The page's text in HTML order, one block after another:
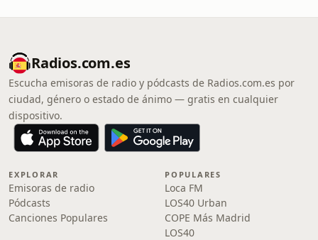
Radios.com.es
Escucha emisoras de radio y pódcasts de Radios.com.es por
ciudad, género o estado de ánimo — gratis en cualquier
dispositivo.
EXPLORAR
Emisoras de radio
Pódcasts
Canciones Populares
POPULARES
Loca FM
LOS40 Urban
COPE Más Madrid
LOS40